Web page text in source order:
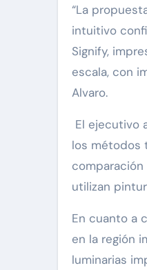
“La
intuitivo
Signify,
escala, con
Alvaro.
El ejecutivo
los métodos
utilizan
En cuanto a
en la región
luminarias